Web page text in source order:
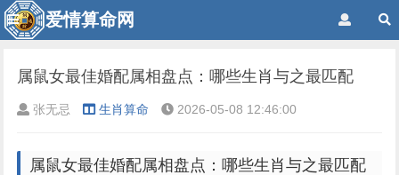
爱情算命网
属鼠女最佳婚配属相盘点：哪些生肖与之最匹配
张无忌 生肖算命 2026-05-08 12:46:00
属鼠女最佳婚配属相盘点：哪些生肖与之最匹配